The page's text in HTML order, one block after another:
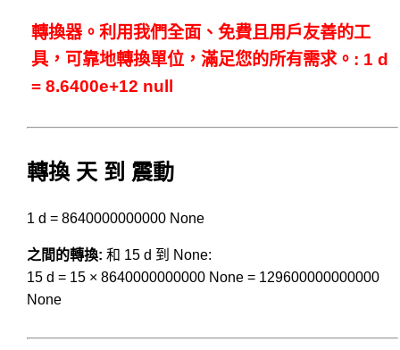
轉換器。利用我們全面、免費且用戶友善的工
具，可靠地轉換單位，滿足您的所有需求。: 1 d
= 8.6400e+12 null
轉換 天 到 震動
1 d = 8640000000000 None
之間的轉換: 和 15 d 到 None:
15 d = 15 × 8640000000000 None = 129600000000000
None